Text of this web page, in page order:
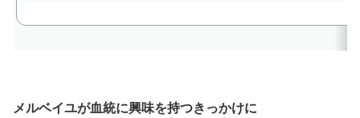
メルベイユが血統に興味を持つきっかけに